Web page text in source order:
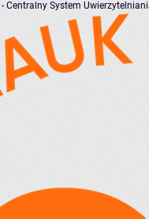
- Centralny System